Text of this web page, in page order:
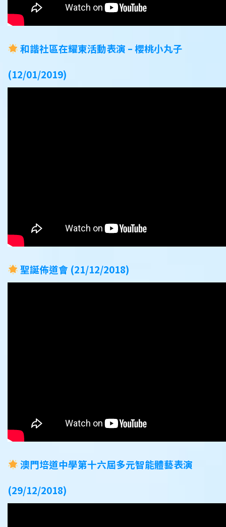
和諧社區在耀東活動表演 – 櫻桃小丸子
(12/01/2019)
聖誕佈道會 (21/12/2018)
澳門培道中學第十六屆多元智能體藝表演
(29/12/2018)